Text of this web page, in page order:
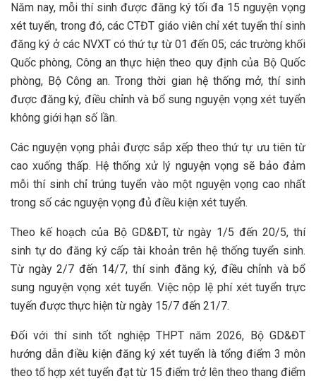
Năm nay, mỗi thí sinh được đăng ký tối đa 15 nguyện vọng
xét tuyển, trong đó, các CTĐT giáo viên chỉ xét tuyển thí sinh
đăng ký ở các NVXT có thứ tự từ 01 đến 05; các trường khối
Quốc phòng, Công an thực hiện theo quy định của Bộ Quốc
phòng, Bộ Công an. Trong thời gian hệ thống mở, thí sinh
được đăng ký, điều chỉnh và bổ sung nguyện vọng xét tuyển
không giới hạn số lần.
Các nguyện vọng phải được sắp xếp theo thứ tự ưu tiên từ
cao xuống thấp. Hệ thống xử lý nguyện vọng sẽ bảo đảm
mỗi thí sinh chỉ trúng tuyển vào một nguyện vọng cao nhất
trong số các nguyện vọng đủ điều kiện xét tuyển.
Theo kế hoạch của Bộ GD&ĐT, từ ngày 1/5 đến 20/5, thí
sinh tự do đăng ký cấp tài khoản trên hệ thống tuyển sinh.
Từ ngày 2/7 đến 14/7, thí sinh đăng ký, điều chỉnh và bổ
sung nguyện vọng xét tuyển. Việc nộp lệ phí xét tuyển trực
tuyến được thực hiện từ ngày 15/7 đến 21/7.
Đối với thí sinh tốt nghiệp THPT năm 2026, Bộ GD&ĐT
hướng dẫn điều kiện đăng ký xét tuyển là tổng điểm 3 môn
theo tổ hợp xét tuyển đạt từ 15 điểm trở lên theo thang điểm